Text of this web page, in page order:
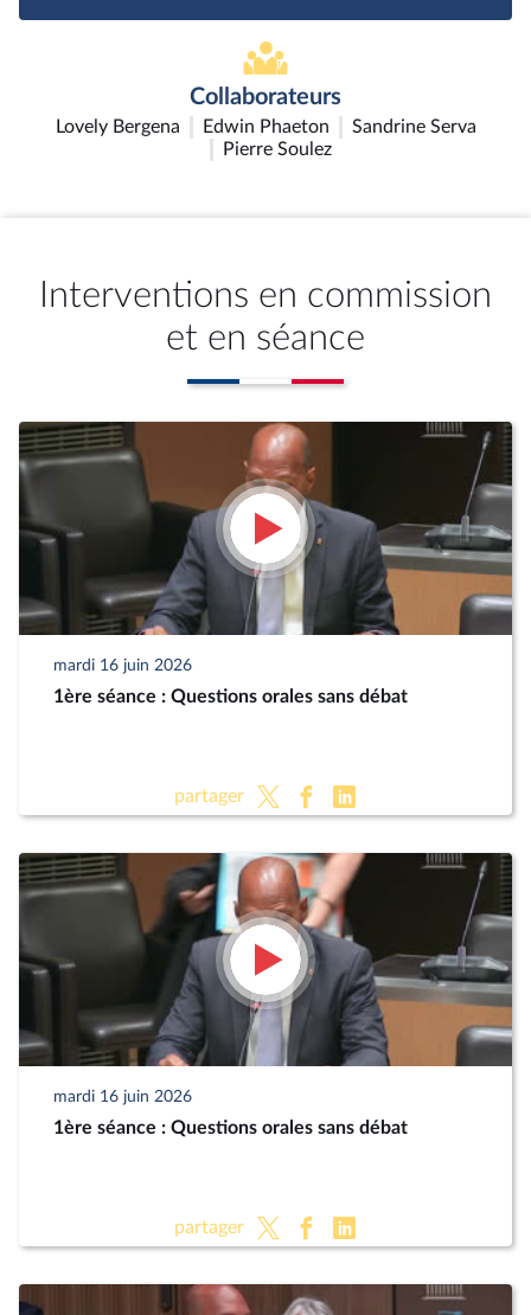
Collaborateurs
Lovely Bergena Edwin Phaeton
Sandrine Serva
Pierre Soulez
Interventions en commission
et en séance
mardi 16 juin 2026
1ère séance : Questions orales sans débat
partager
mardi 16 juin 2026
1ère séance : Questions orales sans débat
partager